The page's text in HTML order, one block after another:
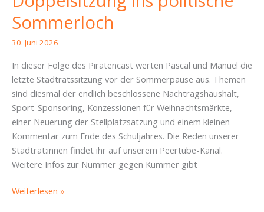
Sommerloch
30. Juni 2026
In dieser Folge des Piratencast werten Pascal und Manuel die
letzte Stadtratssitzung vor der Sommerpause aus. Themen
sind diesmal der endlich beschlossene Nachtragshaushalt,
Sport-Sponsoring, Konzessionen für Weihnachtsmärkte,
einer Neuerung der Stellplatzsatzung und einem kleinen
Kommentar zum Ende des Schuljahres. Die Reden unserer
Stadträt:innen findet ihr auf unserem Peertube-Kanal.
Weitere Infos zur Nummer gegen Kummer gibt
Piratencast
Weiterlesen »